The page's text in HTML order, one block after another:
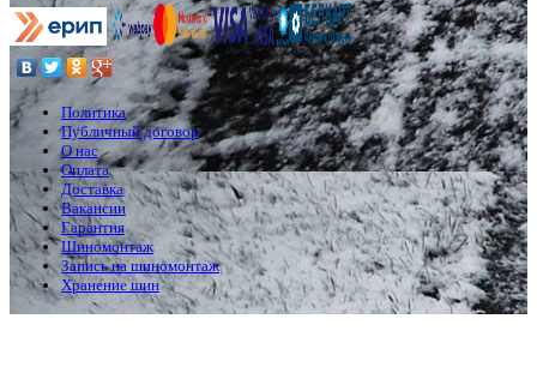
Политика
Публичный договор
О нас
Оплата
Доставка
Вакансии
Гарантия
Шиномонтаж
Запись на шиномонтаж
Хранение шин